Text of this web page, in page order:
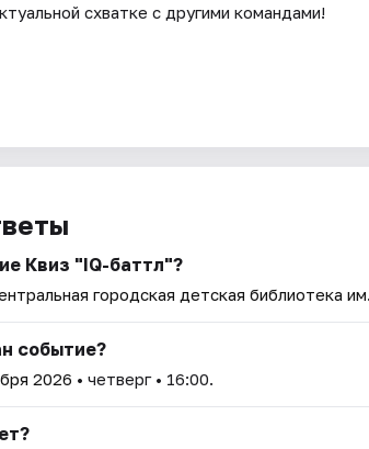
схватке с другими командами!
Квиз "IQ-баттл"?
городская детская библиотека
событие?
2026 • четверг • 16:00.